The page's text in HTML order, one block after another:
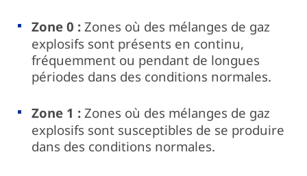
Zone 0 :Zones où des mélanges de gaz
explosifs sont présents en continu,
fréquemment ou pendant de longues
périodes dans des conditions normales.
Zone 1 :Zones où des mélanges de gaz
explosifs sont susceptibles de se produire
dans des conditions normales.